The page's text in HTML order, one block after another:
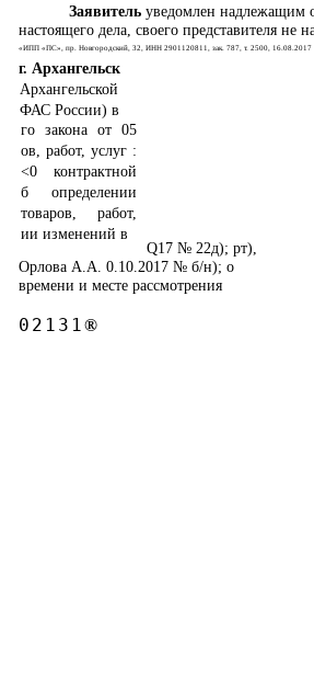
Заявительуведомлен надлежащим
настоящего дела, своего представителя не
«ИПП «ПС», пр. Новгородский, 32, ИНН 2901120811, зак. 787, т. 2500, 16.08.2017
г. Архангельск
Архангельской
ФАС России) в
го закона от 05
ов, работ, услуг :
<0 контрактной
б определении
товаров, работ,
ии изменений в
Q17 № 22д); рт),
Орлова А.А. 0.10.2017 № б/н); о
времени и месте рассмотрения
02131®